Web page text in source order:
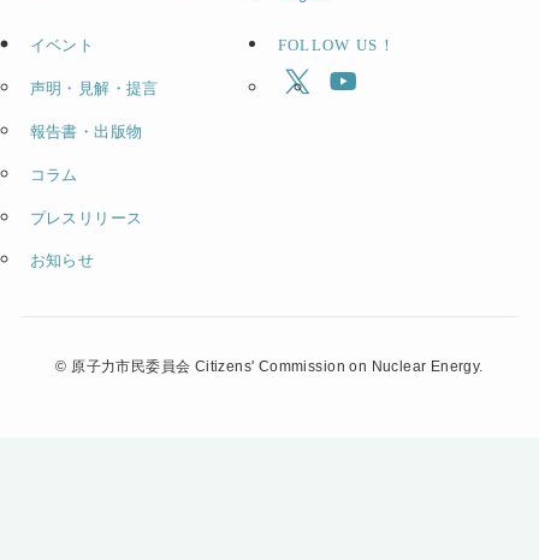
イベント
声明・見解・提言
報告書・出版物
コラム
プレスリリース
お知らせ
FOLLOW US！
© 原子力市民委員会 Citizens' Commission on Nuclear Energy.